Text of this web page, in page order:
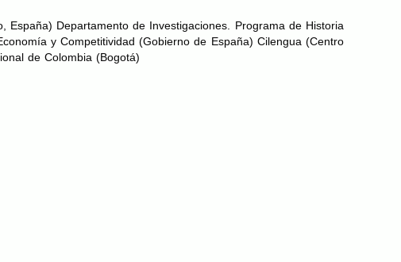
Departamento de Investigaciones. Programa de Historia
y Competitividad (Gobierno de España) Cilengua (Centro
de Colombia (Bogotá)